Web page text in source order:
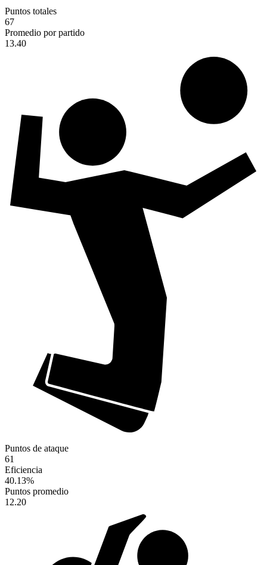
Puntos totales
67
Promedio por partido
13.40
Puntos de ataque
61
Eficiencia
40.13%
Puntos promedio
12.20